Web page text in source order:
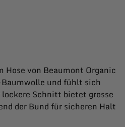
Hose von Beaumont Organic
und fühlt sich
Schnitt bietet grosse
der Bund für sicheren Halt